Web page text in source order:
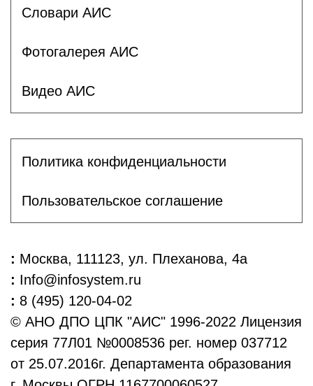
Словари АИС
Фотогалерея АИС
Видео АИС
Политика конфиденциальности
Пользовательское соглашение
: Москва, 111123, ул. Плеханова, 4а
: Info@infosystem.ru
: 8 (495) 120-04-02
© АНО ДПО ЦПК "АИС" 1996-2022 Лицензия
серия 77Л01 №0008536 рег. номер 037712
от 25.07.2016г. Департамента образования